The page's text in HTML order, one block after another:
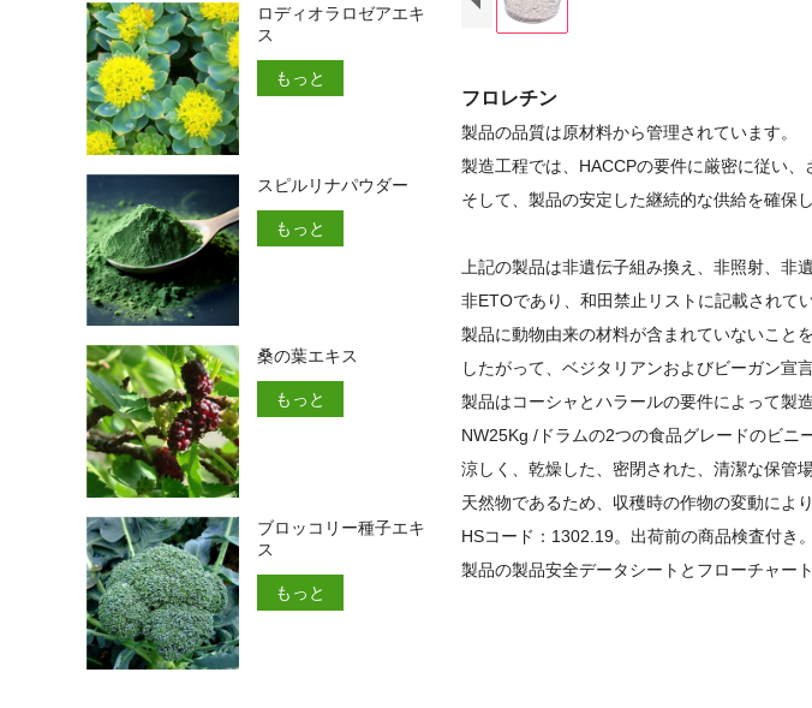
フロレチン
製品の品質は原材料から管理されています。
製造工程では、HACCPの要件に厳密に従い
そして、製品の安定した継続的な供給を確保し
上記の製品は非遺伝子組み換え、非照射、非
非ETOであり、和田禁止リストに記載されてい
製品に動物由来の材料が含まれていないこと
したがって、ベジタリアンおよびビーガン宣
製品はコーシャとハラールの要件によって製
NW25Kg /ドラムの2つの食品グレードのビニ
涼しく、乾燥した、密閉された、清潔な保管
天然物であるため、収穫時の作物の変動によ
HSコード：1302.19。出荷前の商品検査付き。
製品の製品安全データシートとフローチャー
ロディオラロゼアエキ
ス
もっと
スピルリナパウダー
もっと
桑の葉エキス
もっと
ブロッコリー種子エキ
ス
もっと